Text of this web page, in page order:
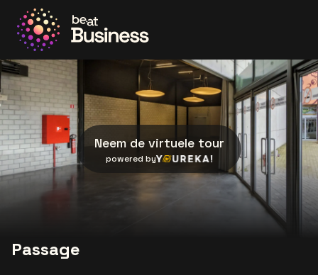
Ga naar de homepage
Neem de virtuele tour
powered byYoureka
Passage